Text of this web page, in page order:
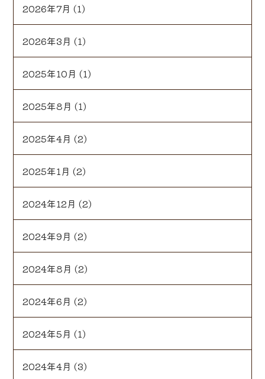
2026年7月 (1)
2026年3月 (1)
2025年10月 (1)
2025年8月 (1)
2025年4月 (2)
2025年1月 (2)
2024年12月 (2)
2024年9月 (2)
2024年8月 (2)
2024年6月 (2)
2024年5月 (1)
2024年4月 (3)